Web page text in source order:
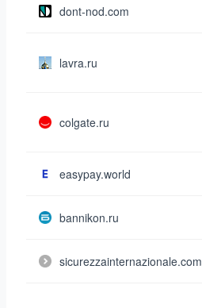
dont-nod.com
lavra.ru
colgate.ru
easypay.world
bannikon.ru
sicurezzainternazionale.com